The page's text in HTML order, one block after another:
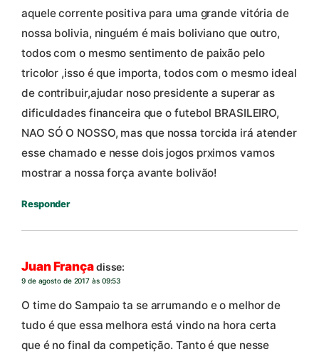
aquele corrente positiva para uma grande vitória de
nossa bolivia, ninguém é mais boliviano que outro,
todos com o mesmo sentimento de paixão pelo
tricolor ,isso é que importa, todos com o mesmo ideal
de contribuir,ajudar noso presidente a superar as
dificuldades financeira que o futebol BRASILEIRO,
NAO SÓ O NOSSO, mas que nossa torcida irá atender
esse chamado e nesse dois jogos prximos vamos
mostrar a nossa força avante bolivão!
Responder
Juan Françadisse:
9 de agosto de 2017 às 09:53
O time do Sampaio ta se arrumando e o melhor de
tudo é que essa melhora está vindo na hora certa
que é no final da competição. Tanto é que nesse